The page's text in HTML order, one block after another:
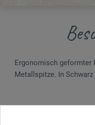
Ergonomisch geformter
Metallspitze. In